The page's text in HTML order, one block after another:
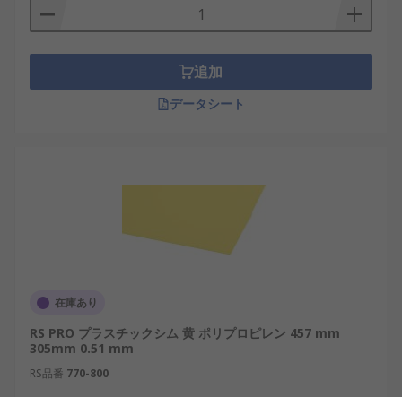
追加
データシート
在庫あり
RS PRO プラスチックシム 黄 ポリプロピレン 457 mm
305mm 0.51 mm
RS品番 770-800